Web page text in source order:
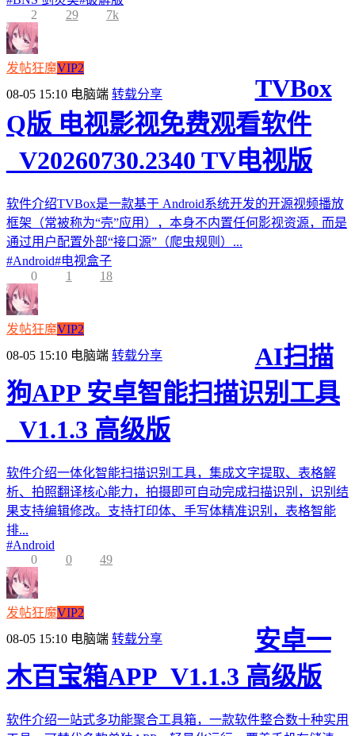
2
29 7k
发帖狂魔VIP2
08-05 15:10 电脑端 转载分享
TVBox
Q版 电视影视免费观看软件
_V20260730.2340 TV电视版
软件介绍TVBox是一款基于 Android系统开发的开源视频播放
框架（常被称为“壳”应用），本身不内置任何影视资源，而是
通过用户配置外部“接口源”（爬虫规则）...
#Android#电视盒子
0
1 18
发帖狂魔VIP2
08-05 15:10 电脑端 转载分享
AI扫描
狗APP 安卓智能扫描识别工具
_V1.1.3 高级版
软件介绍一体化智能扫描识别工具，集成文字提取、表格解
析、拍照翻译核心能力，拍摄即可自动完成扫描识别，识别结
果支持编辑修改。支持打印体、手写体精准识别，表格智能
排...
#Android
0
0 49
发帖狂魔VIP2
08-05 15:10 电脑端 转载分享
安卓一
木百宝箱APP_V1.1.3 高级版
软件介绍一站式多功能聚合工具箱，一款软件整合数十种实用